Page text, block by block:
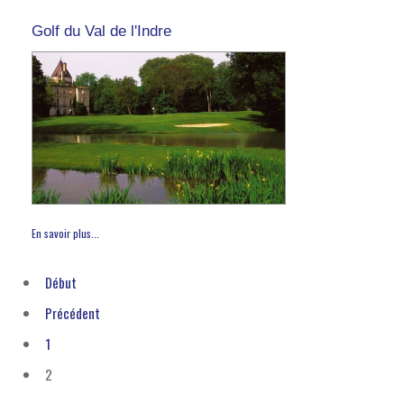
Golf du Val de l'Indre
En savoir plus...
Début
Précédent
1
2